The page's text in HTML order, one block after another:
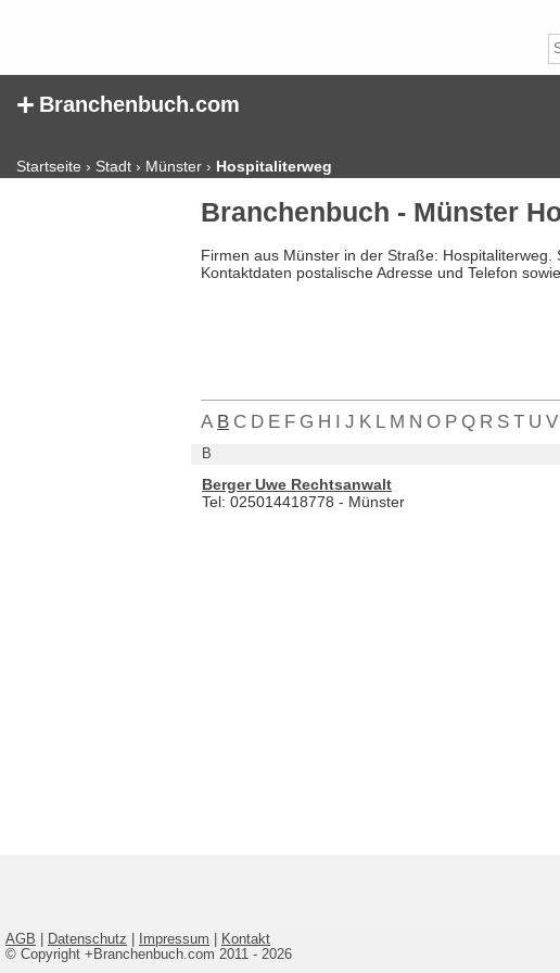
+ Branchenbuch.com
Startseite › Stadt › Münster › Hospitaliterweg
Branchenbuch - Münster
Firmen aus Münster in der Straße:
Kontaktdaten postalische Adresse und Telefon
A B C D E F G H I J K L M N O P Q R S T U V
B
Berger Uwe Rechtsanwalt
Tel: 025014418778 - Münster
AGB Datenschutz Impressum
Kontakt
© Copyright +Branchenbuch.com 2011 - 2026